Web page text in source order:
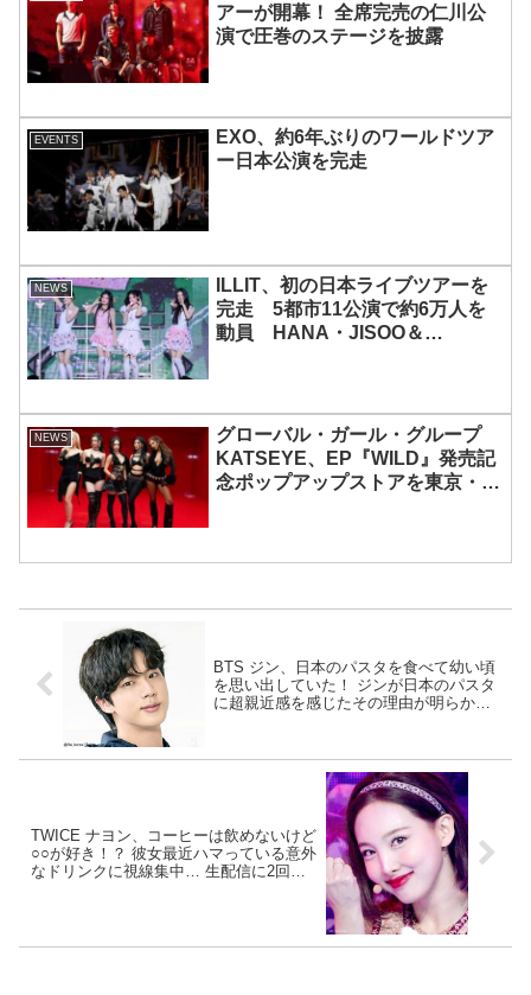
アーが開幕！ 全席完売の仁川公
演で圧巻のステージを披露
EVENTS
EXO、約6年ぶりのワールドツア
ー日本公演を完走
NEWS
ILLIT、初の日本ライブツアーを
完走 5都市11公演で約6万人を
動員 HANA・JISOO＆
NEWS
グローバル・ガール・グループ
KATSEYE、EP『WILD』発売記
念ポップアップストアを東京・原
BTS ジン、日本のパスタを食べて幼い頃
を思い出していた！ ジンが日本のパスタ
に超親近感を感じたその理由が明らか
TWICE ナヨン、コーヒーは飲めないけど
○○が好き！？ 彼女最近ハマっている意外
なドリンクに視線集中… 生配信に2回連